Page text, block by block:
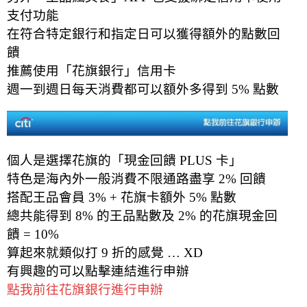
支付功能
在符合特定銀行和指定日可以獲得額外的點數回
饋
推薦使用「花旗銀行」信用卡
週一到週日每天消費都可以額外多得到 5% 點數
個人是選擇花旗的「現金回饋 PLUS 卡」
特色是海內外一般消費不限通路盡享 2% 回饋
搭配王品會員 3% + 花旗卡額外 5% 點數
總共能得到 8% 的王品點數及 2% 的花旗現金回
饋 = 10%
算起來就類似打 9 折的感覺 … XD
有興趣的可以點擊連結進行申辦
點我前往花旗銀行進行申辦